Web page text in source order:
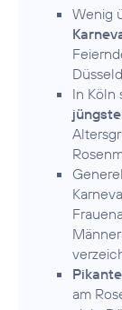
Wenig
In Köln
am